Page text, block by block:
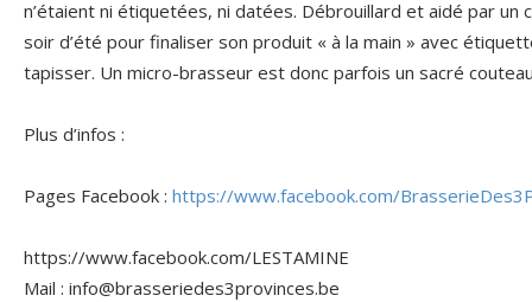
n’étaient ni étiquetées, ni datées. Débrouillard et aidé par un
soir d’été pour finaliser son produit « à la main » avec
tapisser. Un micro-brasseur est donc parfois un sacré
Plus d’infos :
Pages Facebook : https://www.facebook.com/
https://www.facebook.com/LESTAMINE
Mail : info@brasseriedes3provinces.be